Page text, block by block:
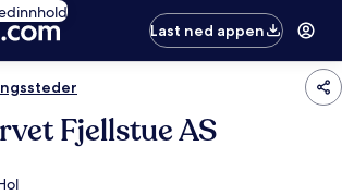
Last ned appen
Fjellstue AS